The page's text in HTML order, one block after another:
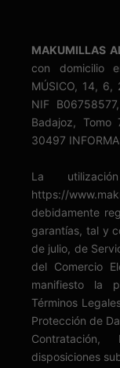
MAKUMILLAS
con domicilio
MÚSICO, 14, 6,
NIF
Badajoz,
30497
La
https://
debidamente
garantías, tal y
de julio, de
del Comercio
manifiesto la
Términos
Protección de
disposiciones